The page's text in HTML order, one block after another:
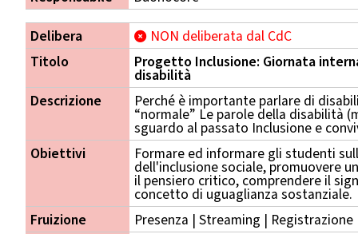
Delibera
NON deliberata dal CdC
Titolo
Progetto Inclusione: Giornata
disabilità
Descrizione
Perché è importante parlare di
“normale” Le parole della disabilità
sguardo al passato Inclusione e
Obiettivi
Formare ed informare gli studenti
dell'inclusione sociale, promuovere
il pensiero critico, comprendere il
concetto di uguaglianza sostanziale.
Fruizione
Presenza | Streaming | Registrazione